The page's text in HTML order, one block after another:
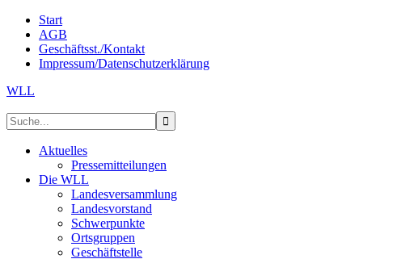
Start
AGB
Geschäftsst./Kontakt
Impressum/Datenschutzerklärung
WLL
Aktuelles
Pressemitteilungen
Die WLL
Landesversammlung
Landesvorstand
Schwerpunkte
Ortsgruppen
Geschäftstelle